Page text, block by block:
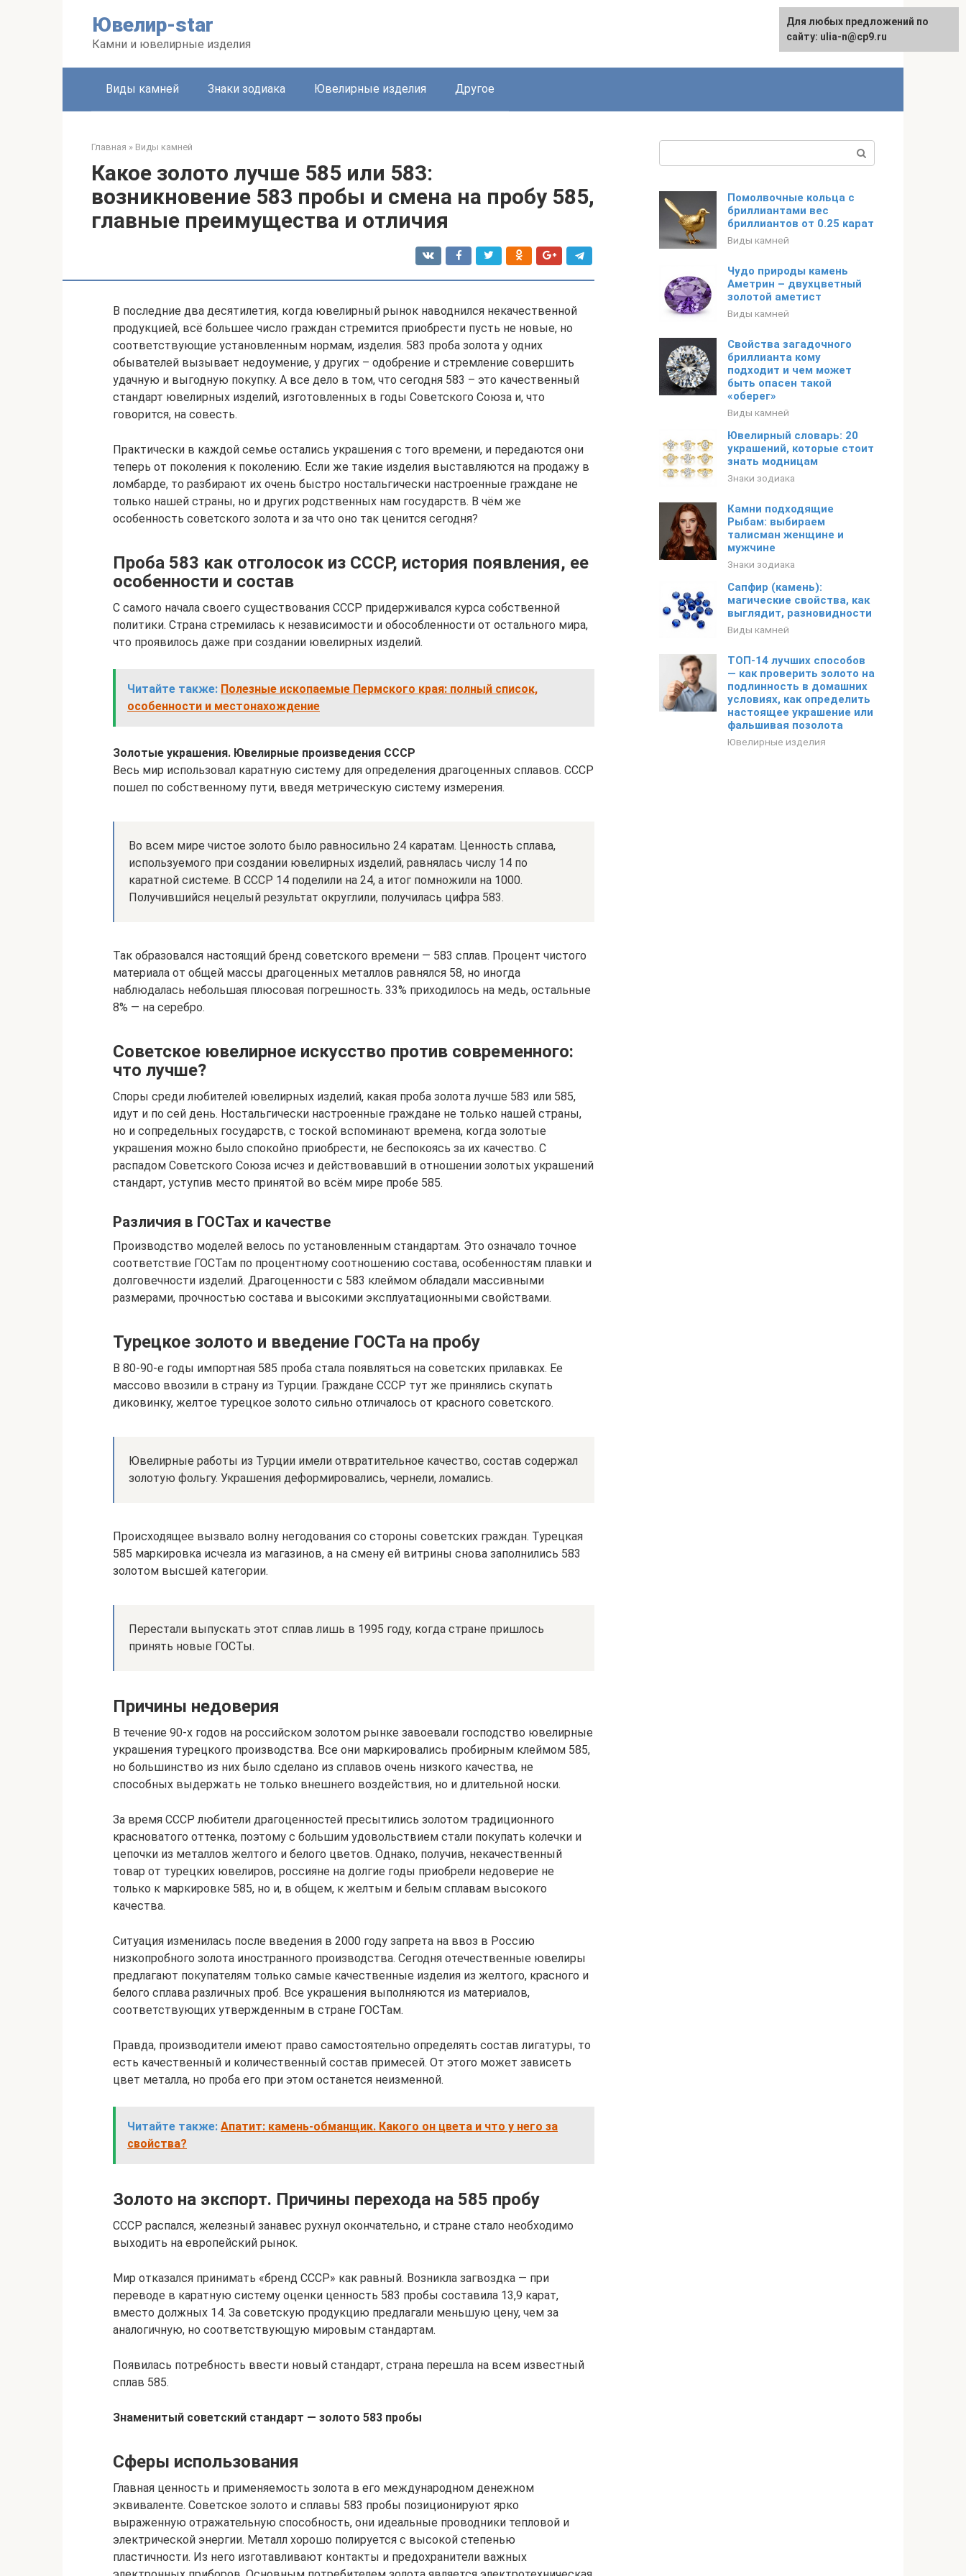
Ювелир-star
Камни и ювелирные изделия
English
Виды камней Знаки зодиака Ювелирные изделия Другое
Главная » Виды камней
Какое золото лучше 585 или 583:
возникновение 583 пробы и смена на пробу 585,
главные преимущества и отличия
В последние два десятилетия, когда ювелирный рынок наводнился некачественной
продукцией, всё большее число граждан стремится приобрести пусть не новые, но
соответствующие установленным нормам, изделия. 583 проба золота у одних
обывателей вызывает недоумение, у других – одобрение и стремление совершить
удачную и выгодную покупку. А все дело в том, что сегодня 583 – это качественный
стандарт ювелирных изделий, изготовленных в годы Советского Союза и, что
говорится, на совесть.
Практически в каждой семье остались украшения с того времени, и передаются они
теперь от поколения к поколению. Если же такие изделия выставляются на продажу в
ломбарде, то разбирают их очень быстро ностальгически настроенные граждане не
только нашей страны, но и других родственных нам государств. В чём же
особенность советского золота и за что оно так ценится сегодня?
Проба 583 как отголосок из СССР, история появления, ее
особенности и состав
С самого начала своего существования СССР придерживался курса собственной
политики. Страна стремилась к независимости и обособленности от остального мира,
что проявилось даже при создании ювелирных изделий.
Читайте также: Полезные ископаемые Пермского края: полный список,
особенности и местонахождение
Золотые украшения. Ювелирные произведения СССР
Весь мир использовал каратную систему для определения драгоценных сплавов. СССР
пошел по собственному пути, введя метрическую систему измерения.
Во всем мире чистое золото было равносильно 24 каратам. Ценность сплава,
используемого при создании ювелирных изделий, равнялась числу 14 по
каратной системе. В СССР 14 поделили на 24, а итог помножили на 1000.
Получившийся нецелый результат округлили, получилась цифра 583.
Так образовался настоящий бренд советского времени — 583 сплав. Процент чистого
материала от общей массы драгоценных металлов равнялся 58, но иногда
наблюдалась небольшая плюсовая погрешность. 33% приходилось на медь, остальные
8% — на серебро.
Советское ювелирное искусство против современного:
что лучше?
Споры среди любителей ювелирных изделий, какая проба золота лучше 583 или 585,
идут и по сей день. Ностальгически настроенные граждане не только нашей страны,
но и сопредельных государств, с тоской вспоминают времена, когда золотые
украшения можно было спокойно приобрести, не беспокоясь за их качество. С
распадом Советского Союза исчез и действовавший в отношении золотых украшений
стандарт, уступив место принятой во всём мире пробе 585.
Различия в ГОСТах и качестве
Производство моделей велось по установленным стандартам. Это означало точное
соответствие ГОСТам по процентному соотношению состава, особенностям плавки и
долговечности изделий. Драгоценности с 583 клеймом обладали массивными
размерами, прочностью состава и высокими эксплуатационными свойствами.
Турецкое золото и введение ГОСТа на пробу
В 80-90-е годы импортная 585 проба стала появляться на советских прилавках. Ее
массово ввозили в страну из Турции. Граждане СССР тут же принялись скупать
диковинку, желтое турецкое золото сильно отличалось от красного советского.
Ювелирные работы из Турции имели отвратительное качество, состав содержал
золотую фольгу. Украшения деформировались, чернели, ломались.
Происходящее вызвало волну негодования со стороны советских граждан. Турецкая
585 маркировка исчезла из магазинов, а на смену ей витрины снова заполнились 583
золотом высшей категории.
Перестали выпускать этот сплав лишь в 1995 году, когда стране пришлось
принять новые ГОСТы.
Причины недоверия
В течение 90-х годов на российском золотом рынке завоевали господство ювелирные
украшения турецкого производства. Все они маркировались пробирным клеймом 585,
но большинство из них было сделано из сплавов очень низкого качества, не
способных выдержать не только внешнего воздействия, но и длительной носки.
За время СССР любители драгоценностей пресытились золотом традиционного
красноватого оттенка, поэтому с большим удовольствием стали покупать колечки и
цепочки из металлов желтого и белого цветов. Однако, получив, некачественный
товар от турецких ювелиров, россияне на долгие годы приобрели недоверие не
только к маркировке 585, но и, в общем, к желтым и белым сплавам высокого
качества.
Ситуация изменилась после введения в 2000 году запрета на ввоз в Россию
низкопробного золота иностранного производства. Сегодня отечественные ювелиры
предлагают покупателям только самые качественные изделия из желтого, красного и
белого сплава различных проб. Все украшения выполняются из материалов,
соответствующих утвержденным в стране ГОСТам.
Правда, производители имеют право самостоятельно определять состав лигатуры, то
есть качественный и количественный состав примесей. От этого может зависеть
цвет металла, но проба его при этом останется неизменной.
Читайте также: Апатит: камень-обманщик. Какого он цвета и что у него за
свойства?
Золото на экспорт. Причины перехода на 585 пробу
СССР распался, железный занавес рухнул окончательно, и стране стало необходимо
выходить на европейский рынок.
Мир отказался принимать «бренд СССР» как равный. Возникла загвоздка — при
переводе в каратную систему оценки ценность 583 пробы составила 13,9 карат,
вместо должных 14. За советскую продукцию предлагали меньшую цену, чем за
аналогичную, но соответствующую мировым стандартам.
Появилась потребность ввести новый стандарт, страна перешла на всем известный
сплав 585.
Знаменитый советский стандарт — золото 583 пробы
Сферы использования
Главная ценность и применяемость золота в его международном денежном
эквиваленте. Советское золото и сплавы 583 пробы позиционируют ярко
выраженную отражательную способность, они идеальные проводники тепловой и
электрической энергии. Металл хорошо полируется с высокой степенью
пластичности. Из него изготавливают контакты и предохранители важных
Помолвочные кольца с
бриллиантами вес
бриллиантов от 0.25 карат
Виды камней
Чудо природы камень
Аметрин – двухцветный
золотой аметист
Виды камней
Свойства загадочного
бриллианта кому
подходит и чем может
быть опасен такой
«оберег»
Виды камней
Ювелирный словарь: 20
украшений, которые стоит
знать модницам
Знаки зодиака
Камни подходящие
Рыбам: выбираем
талисман женщине и
мужчине
Знаки зодиака
Сапфир (камень):
магические свойства, как
выглядит, разновидности
Виды камней
ТОП-14 лучших способов
— как проверить золото на
подлинность в домашних
условиях, как определить
настоящее украшение или
фальшивая позолота
Ювелирные изделия
Для любых предложений по
сайту: ulia-n@cp9.ru